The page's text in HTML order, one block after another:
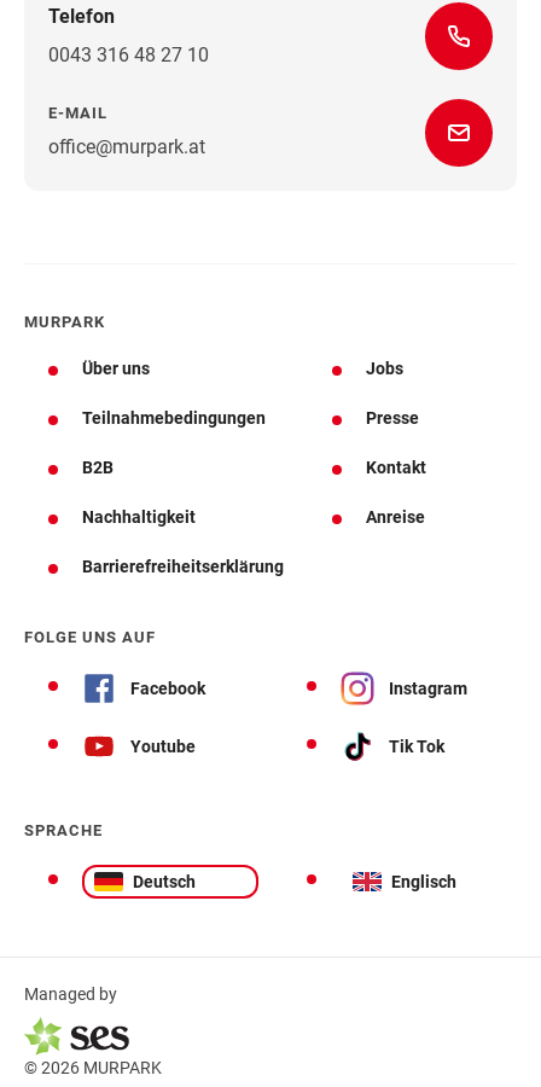
Telefon
0043 316 48 27 10
E-MAIL
office@murpark.at
MURPARK
Über uns Jobs
Teilnahmebedingungen Presse
B2B Kontakt
Nachhaltigkeit Anreise
Barrierefreiheitserklärung
FOLGE UNS AUF
Facebook Instagram
Youtube Tik Tok
SPRACHE
Deutsch Englisch
Managed by
© 2026 MURPARK